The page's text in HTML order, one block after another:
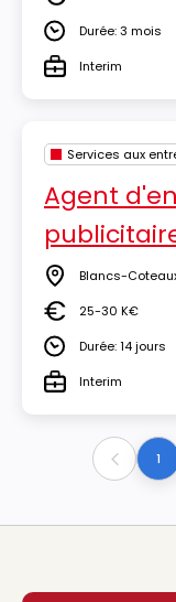
Salaire
DuréeDurée: 3 mois
TypeInterim
Services aux
Agent
Lieu Blancs-
Salaire25-30 K€
DuréeDurée: 14 jours
TypeInterim
Previous1